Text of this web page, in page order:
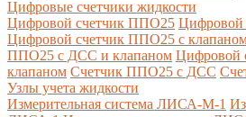
Цифровые счетчики жидкости
Цифровой счетчик ППО25
Цифровой счетчик ППО25 с
ППО25 с ДСС и клапаном Цифровой
клапаном Счетчик ППО25 с ДСС
Узлы учета жидкости
Измерительная система ЛИСА-М-1